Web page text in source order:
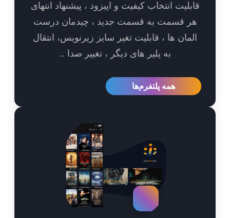
انتخاب کیفیت و اپیزود ، پیشنهاد انتهای
قسمت به قسمت جدید ، چیدمان درست
ها ، قابلیت تغیر سایز زیرنویس، انتقال
به پلیر های دیگر ، تغییر صدا ..
همه پلتفرم‌ها